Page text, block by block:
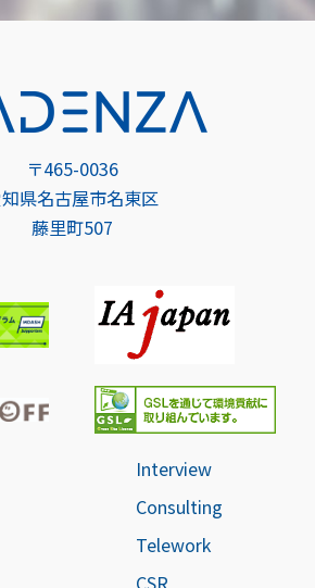
〒465-0036
県名古屋市名東区
藤里町507
Interview
Consulting
Telework
CSR